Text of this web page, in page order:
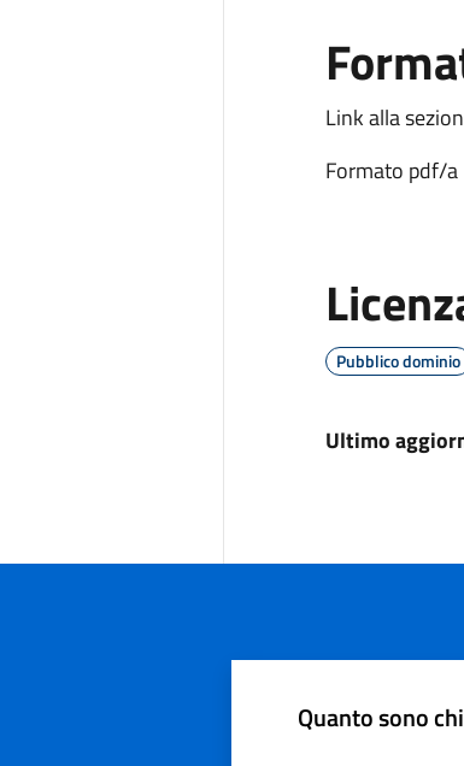
Link alla
Formato pdf/a
Pubblico dominio
Ultimo
Quanto sono